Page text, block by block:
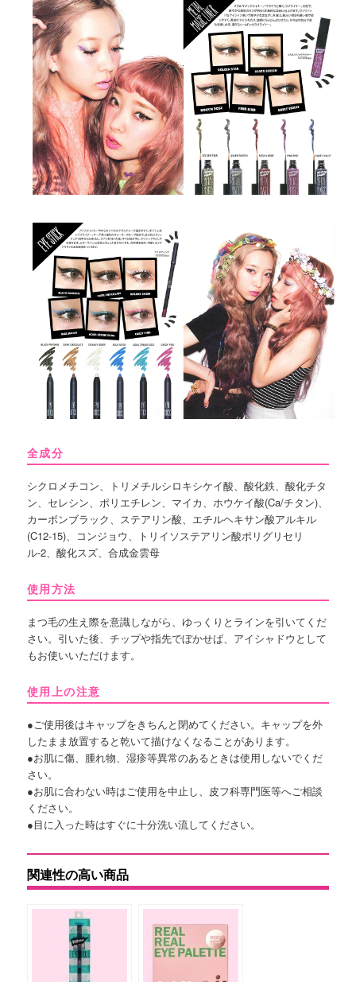
全成分
シクロメチコン、トリメチルシロキシケイ酸、酸化鉄、酸化チタ
ン、セレシン、ポリエチレン、マイカ、ホウケイ酸(Ca/チタン)、
カーボンブラック、ステアリン酸、エチルヘキサン酸アルキル
(C12-15)、コンジョウ、トリイソステアリン酸ポリグリセリ
ル-2、酸化スズ、合成金雲母
使用方法
まつ毛の生え際を意識しながら、ゆっくりとラインを引いてくだ
さい。引いた後、チップや指先でぼかせば、アイシャドウとして
もお使いいただけます。
使用上の注意
●ご使用後はキャップをきちんと閉めてください。キャップを外
したまま放置すると乾いて描けなくなることがあります。
●お肌に傷、腫れ物、湿疹等異常のあるときは使用しないでくだ
さい。
●お肌に合わない時はご使用を中止し、皮フ科専門医等へご相談
ください。
●目に入った時はすぐに十分洗い流してください。
関連性の高い商品